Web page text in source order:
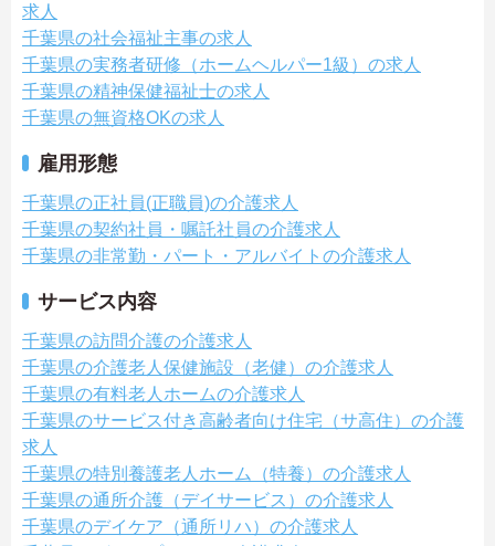
求人
千葉県の社会福祉主事の求人
千葉県の実務者研修（ホームヘルパー1級）の求人
千葉県の精神保健福祉士の求人
千葉県の無資格OKの求人
雇用形態
千葉県の正社員(正職員)の介護求人
千葉県の契約社員・嘱託社員の介護求人
千葉県の非常勤・パート・アルバイトの介護求人
サービス内容
千葉県の訪問介護の介護求人
千葉県の介護老人保健施設（老健）の介護求人
千葉県の有料老人ホームの介護求人
千葉県のサービス付き高齢者向け住宅（サ高住）の介護
求人
千葉県の特別養護老人ホーム（特養）の介護求人
千葉県の通所介護（デイサービス）の介護求人
千葉県のデイケア（通所リハ）の介護求人